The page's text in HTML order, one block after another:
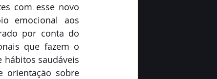
com esse novo
emocional aos
por conta do
que fazem o
saudáveis
orientação sobre